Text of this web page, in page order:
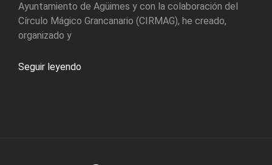
Ayuntamiento de Agüimes y con la colaboración del
Círculo Mágico Grancanario (CIRMAG), he creado,
organizado y
Seguir leyendo